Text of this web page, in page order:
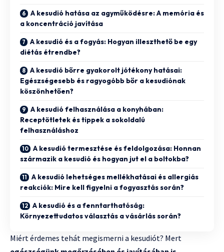
A kesudió hatása az agyműködésre: A memória és
a koncentráció javítása
A kesudió és a fogyás: Hogyan illeszthető be egy
diétás étrendbe?
A kesudió bőrre gyakorolt jótékony hatásai:
Egészségesebb és ragyogóbb bőr a kesudiónak
köszönhetően?
A kesudió felhasználása a konyhában:
Receptötletek és tippek a sokoldalú
felhasználáshoz
A kesudió termesztése és feldolgozása: Honnan
származik a kesudió és hogyan jut el a boltokba?
A kesudió lehetséges mellékhatásai és allergiás
reakciók: Mire kell figyelni a fogyasztás során?
A kesudió és a fenntarthatóság:
Környezettudatos választás a vásárlás során?
Miért érdemes tehát megismerni a kesudiót? Mert